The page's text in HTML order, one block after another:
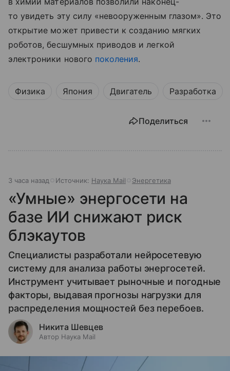
то увидеть эту силу «невооруженным глазом». Это
открытие может привести к созданию мягких
роботов, бесшумных приводов и легкой
электроники нового поколения.
Физика Япония Двигатель Разработка
Поделиться
3 часа назад Источник: Наука Mail Энергетика
«Умные» энергосети на
базе ИИ снижают риск
блэкаутов
Специалисты разработали нейросетевую
систему для анализа работы энергосетей.
Инструмент учитывает рыночные и погодные
факторы, выдавая прогнозы нагрузки для
распределения мощностей без перебоев.
Никита Шевцев
Автор Наука Mail